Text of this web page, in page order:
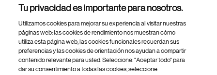
Footer Site Search
Tu privacidad es importante para nosotros.
Utilizamos cookies para mejorar su experiencia al visitar nuestras
páginas web: las cookies de rendimiento nos muestran cómo
utiliza esta página web, las cookies funcionales recuerdan sus
preferencias y las cookies de orientación nos ayudan a compartir
contenido relevante para usted. Seleccione: "Aceptar todo" para
dar su consentimiento a todas las cookies, seleccione